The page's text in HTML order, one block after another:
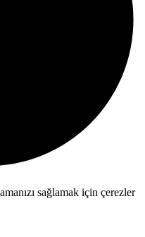
sağlamak için çerezler